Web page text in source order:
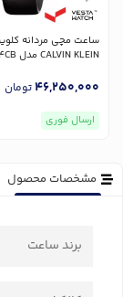
ساعت مچی مردانه
CALVIN KLEIN مدل K8M214CB
46,250,000تومان
ارسال فوری
مشخصات محصول
برند ساعت